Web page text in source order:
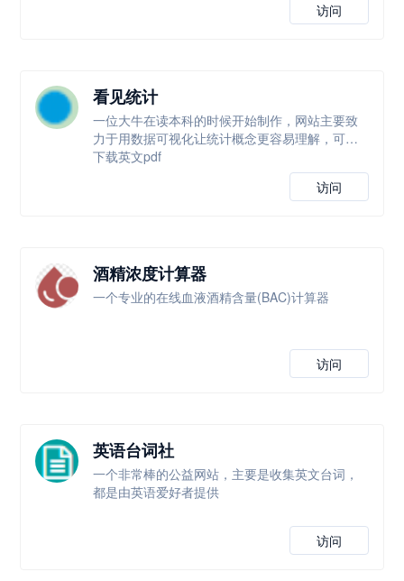
访问
看见统计
一位大牛在读本科的时候开始制作，网站主要致
力于用数据可视化让统计概念更容易理解，可以
下载英文pdf
访问
酒精浓度计算器
一个专业的在线血液酒精含量(BAC)计算器
访问
英语台词社
一个非常棒的公益网站，主要是收集英文台词，
都是由英语爱好者提供
访问